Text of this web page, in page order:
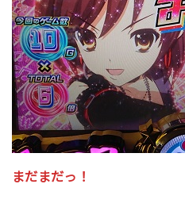
まだまだっ！